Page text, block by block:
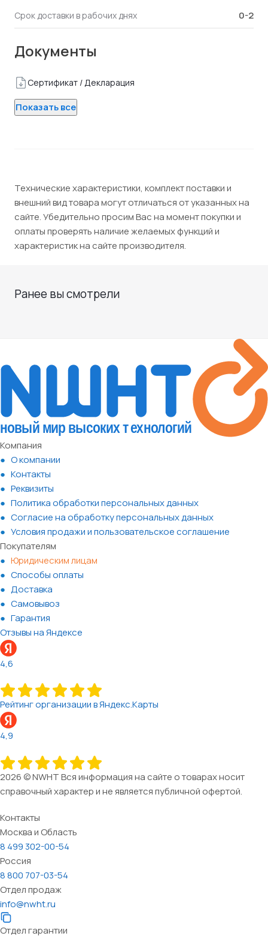
Срок доставки в рабочих днях 0-2
Документы
Сертификат / Декларация
Показать все
Технические характеристики, комплект поставки и
внешний вид товара могут отличаться от указанных на
сайте. Убедительно просим Вас на момент покупки и
оплаты проверять наличие желаемых функций и
характеристик на сайте производителя.
Ранее вы смотрели
Компания
О компании
Контакты
Реквизиты
Политика обработки персональных данных
Согласие на обработку персональных данных
Условия продажи и пользовательское соглашение
Покупателям
Юридическим лицам
Способы оплаты
Доставка
Самовывоз
Гарантия
Отзывы на Яндексе
4,6
Рейтинг организации в Яндекс.Карты
4,9
2026 © NWHT Вся информация на сайте о товарах носит
справочный характер и не является публичной офертой.
Контакты
Москва и Область
8 499 302-00-54
Россия
8 800 707-03-54
Отдел продаж
info@nwht.ru
Отдел гарантии